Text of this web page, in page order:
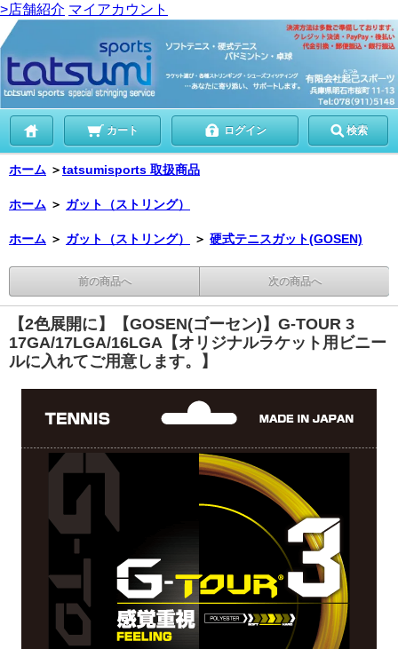
>店舗紹介 マイアカウント
カート ログイン 検索
ホーム ＞tatsumisports 取扱商品
ホーム ＞ ガット（ストリング）
ホーム ＞ ガット（ストリング） ＞ 硬式テニスガット(GOSEN)
前の商品へ 次の商品へ
【2色展開に】【GOSEN(ゴーセン)】G-TOUR 3
17GA/17LGA/16LGA【オリジナルラケット用ビニー
ルに入れてご用意します。】